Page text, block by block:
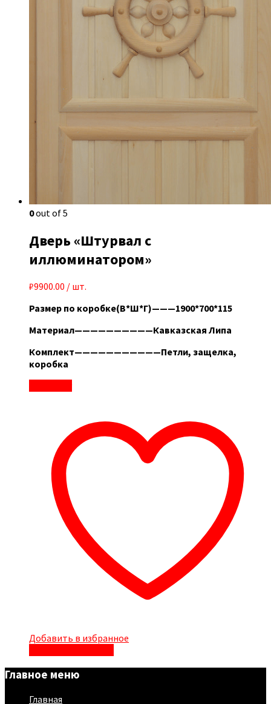
0out of 5
Дверь «Штурвал с
иллюминатором»
₽9900.00 / шт.
Размер по коробке(В*Ш*Г)———1900*700*115
Материал——————————Кавказская Липа
Комплект———————————Петли, защелка,
коробка
Добавить в избранное
Главное меню
Главная